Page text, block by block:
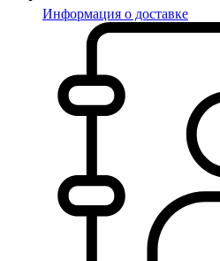
Информация о доставке